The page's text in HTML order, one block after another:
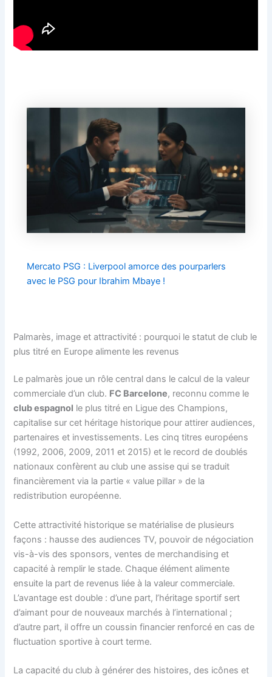
Mercato PSG : Liverpool amorce des pourparlers
avec le PSG pour Ibrahim Mbaye !
Palmarès, image et attractivité : pourquoi le statut de club le
plus titré en Europe alimente les revenus
Le palmarès joue un rôle central dans le calcul de la valeur
commerciale d’un club. FC Barcelone, reconnu comme le
club espagnol le plus titré en Ligue des Champions,
capitalise sur cet héritage historique pour attirer audiences,
partenaires et investissements. Les cinq titres européens
(1992, 2006, 2009, 2011 et 2015) et le record de doublés
nationaux confèrent au club une assise qui se traduit
financièrement via la partie « value pillar » de la
redistribution européenne.
Cette attractivité historique se matérialise de plusieurs
façons : hausse des audiences TV, pouvoir de négociation
vis-à-vis des sponsors, ventes de merchandising et
capacité à remplir le stade. Chaque élément alimente
ensuite la part de revenus liée à la valeur commerciale.
L’avantage est double : d’une part, l’héritage sportif sert
d’aimant pour de nouveaux marchés à l’international ;
d’autre part, il offre un coussin financier renforcé en cas de
fluctuation sportive à court terme.
La capacité du club à générer des histoires, des icônes et